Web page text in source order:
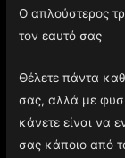
Ο απλούστερος
τον εαυτό σας
Θέλετε πάντα
σας, αλλά με
κάνετε είναι να
σας κάποιο από